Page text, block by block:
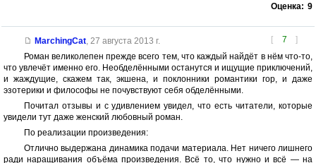
Оценка: 9
[ 7 ]
MarchingCat, 27 августа 2013 г.
Роман великолепен прежде всего тем, что каждый найдёт в нём что-то,
что увлечёт именно его. Необделёнными останутся и ищущие приключений,
и жаждущие, скажем так, экшена, и поклонники романтики гор, и даже
эзотерики и философы не почувствуют себя обделёнными.
Почитал отзывы и с удивлением увидел, что есть читатели, которые
увидели тут даже женский любовный роман.
По реализации произведения:
Отлично выдержана динамика подачи материала. Нет ничего лишнего
ради наращивания объёма произведения. Всё то, что нужно и всё — на